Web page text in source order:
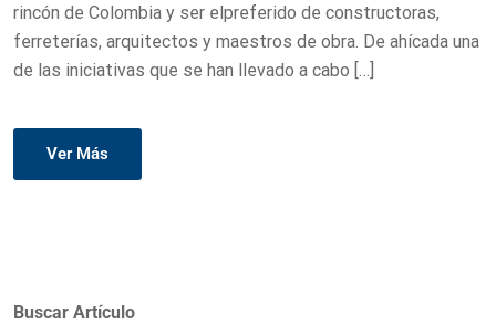
rincón de Colombia y ser elpreferido de constructoras,
ferreterías, arquitectos y maestros de obra. De ahícada una
de las iniciativas que se han llevado a cabo […]
Ver Más
Buscar Artículo